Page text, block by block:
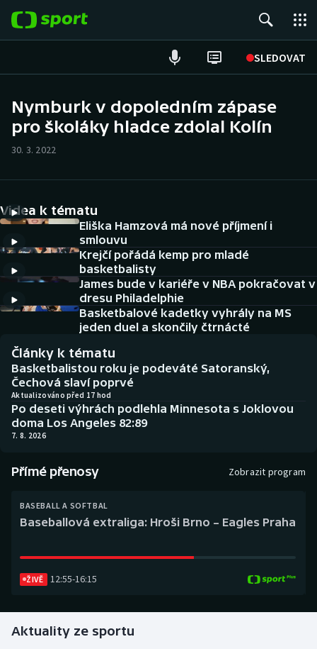
SLEDOVAT
Hokej
Cyklistika
DALŠÍ SPORTY
Americký fotbal
Baseball a softbal
Basketbal
Biatlon
Boby a skeleton
Box
Golf
NEPŘEHLÉDNĚTE
Historické návraty
Aplikace ČT sport
AZ kvíz
Nymburk v dopoledním zápase
pro školáky hladce zdolal Kolín
30. 3. 2022
Videa k tématu
Eliška Hamzová má nové příjmení i
smlouvu
Krejčí pořádá kemp pro mladé
basketbalisty
James bude v kariéře v NBA pokračovat v
dresu Philadelphie
Basketbalové kadetky vyhrály na MS
jeden duel a skončily čtrnácté
Články k tématu
Basketbalistou roku je podeváté Satoranský,
Čechová slaví poprvé
Aktualizováno před 17 hod
Po deseti výhrách podlehla Minnesota s Joklovou
doma Los Angeles 82:89
7. 8. 2026
Přímé přenosy Zobrazit program
BASEBALL A SOFTBAL
Baseballová extraliga: Hroši Brno – Eagles Praha
ŽIVĚ 12:55-16:15
Aktuality ze sportu